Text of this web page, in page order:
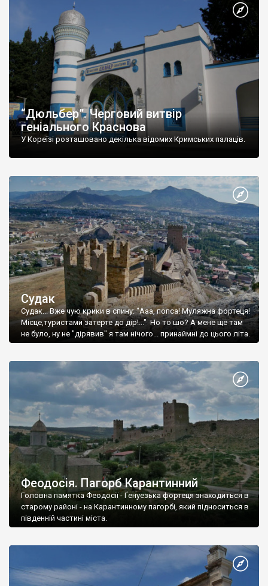
“Дюльбер”. Черговий витвір
геніального Краснова
У Кореїзі розташовано декілька відомих Кримських палаців.
Судак
Судак... Вже чую крики в спину: "Ааа, попса! Муляжна фортеця!
Місце,туристами затерте до дір!..." Но то шо? А мене ще там
не було, ну не "дірявив" я там нічого... принаймні до цього літа.
Феодосія. Пагорб Карантинний
Головна памятка Феодосії - Генуезька фортеця знаходиться в
старому районі - на Карантинному пагорбі, який підноситься в
південній частині міста.